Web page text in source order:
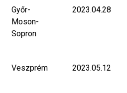
Győr-
Moson-
Sopron
2023.04.28
Veszprém 2023.05.12